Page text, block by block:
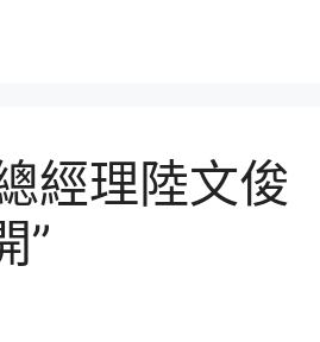
經理陸文俊
”